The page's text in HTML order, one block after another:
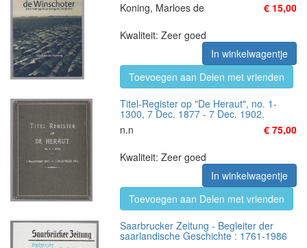
Koning, Marloes de
€ 15,00
Kwaliteit: Zeer goed
In winkelwagentje
Toevoegen aan Delen met vrienden
Titel-Register op "De Heraut", no. 1-
1300, 7 Dec. 1877 - 7 Dec. 1902.
n.n
€ 75,00
Kwaliteit: Zeer goed
In winkelwagentje
Toevoegen aan Delen met vrienden
Saarbrucker Zeitung - Begleiter der
saarlandische Geschichte : 1761-1986